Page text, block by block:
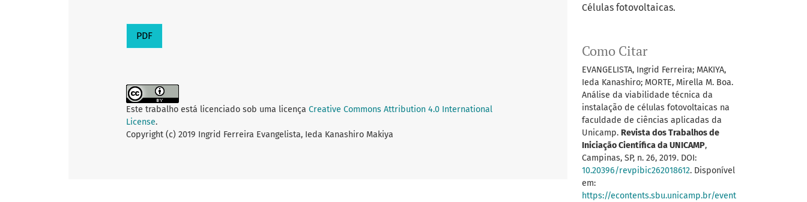
Células fotovoltaicas.
Como Citar
EVANGELISTA, Ingrid Ferreira; MAKIYA,
Ieda Kanashiro; MORTE, Mirella M. Boa.
Análise da viabilidade técnica da
instalação de células fotovoltaicas na
faculdade de ciências aplicadas da
Unicamp. Revista dos Trabalhos de
Iniciação Científica da UNICAMP,
Campinas, SP, n. 26, 2019. DOI:
10.20396/revpibic262018612. Disponível
em:
https://econtents.sbu.unicamp.br/event
PDF
Este trabalho está licenciado sob uma licença Creative Commons Attribution 4.0 International
License.
Copyright (c) 2019 Ingrid Ferreira Evangelista, Ieda Kanashiro Makiya